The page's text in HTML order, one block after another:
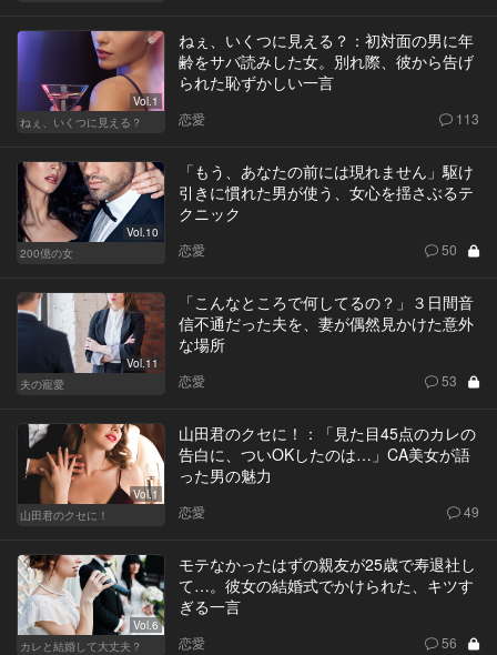
Vol.1
ねぇ、いくつに見える？
ねぇ、いくつに見える？：初対面の男に年
齢をサバ読みした女。別れ際、彼から告げ
られた恥ずかしい一言
恋愛 113
Vol.10
200億の女
「もう、あなたの前には現れません」駆け
引きに慣れた男が使う、女心を揺さぶるテ
クニック
恋愛 50
Vol.11
夫の寵愛
「こんなところで何してるの？」３日間音
信不通だった夫を、妻が偶然見かけた意外
な場所
恋愛 53
Vol.1
山田君のクセに！
山田君のクセに！：「見た目45点のカレの
告白に、ついOKしたのは…」CA美女が語
った男の魅力
恋愛 49
Vol.6
カレと結婚して大丈夫？
モテなかったはずの親友が25歳で寿退社し
て…。彼女の結婚式でかけられた、キツす
ぎる一言
恋愛 56